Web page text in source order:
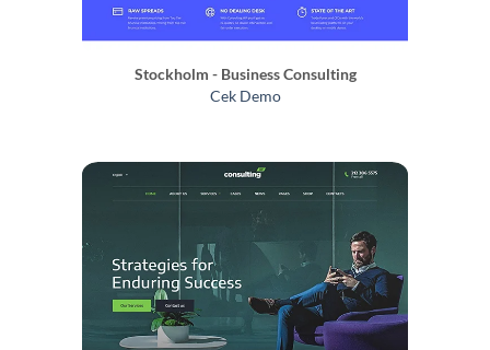
Stockholm - Business Consulting
Cek Demo